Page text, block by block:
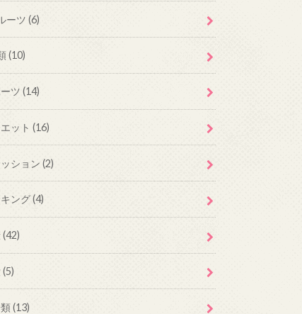
ーツ (6)
(10)
ーツ(14)
エット(16)
ション(2)
ング(4)
(42)
(5)
類(13)